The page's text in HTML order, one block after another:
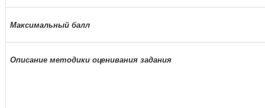
Максимальный балл
Описание методики оценивания задания